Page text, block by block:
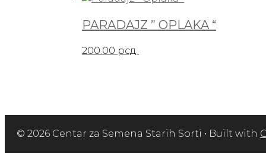
PARADAJZ ” OPLAKA “
200.00 рсд
© 2026 Centar za Semena Starih Sorti • Built with